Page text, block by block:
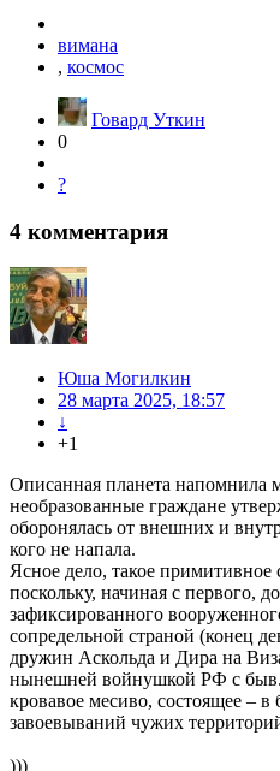
вимана
, космос
Говард Уткин
0
?
4 комментария
Юша Могилкин
28 марта 2025, 18:57
↓
+1
Описанная планета напомнила
необразованные граждане
оборонялась от внешних и
кого не напала.
Ясное дело, такое
поскольку, начиная с первого,
зафиксированного
сопредельной страной (конец
дружин Аскольда и Дира на
нынешней войнушкой РФ с
кровавое месиво, состоящее –
завоевываний чужих
)))